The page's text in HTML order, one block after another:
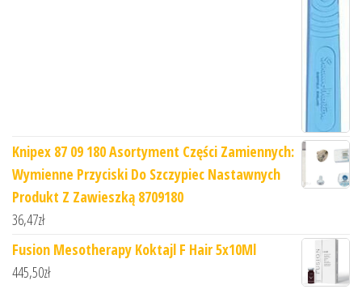
Knipex 87 09 180 Asortyment Części Zamiennych:
Wymienne Przyciski Do Szczypiec Nastawnych
Produkt Z Zawieszką 8709180
36,47zł
Fusion Mesotherapy Koktajl F Hair 5x10Ml
445,50zł